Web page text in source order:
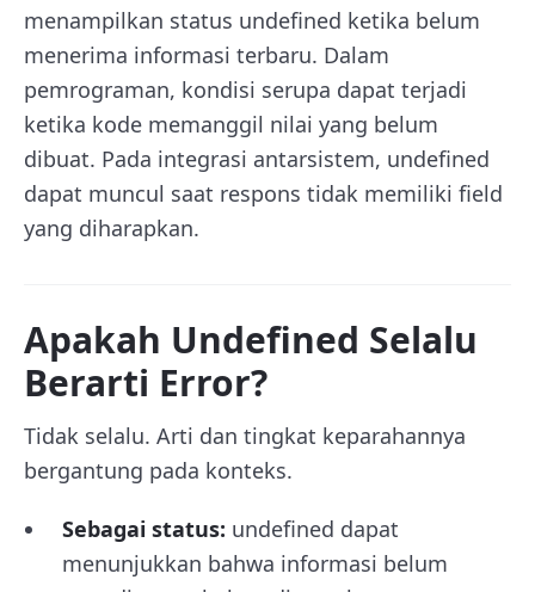
menampilkan status undefined ketika belum
menerima informasi terbaru. Dalam
pemrograman, kondisi serupa dapat terjadi
ketika kode memanggil nilai yang belum
dibuat. Pada integrasi antarsistem, undefined
dapat muncul saat respons tidak memiliki field
yang diharapkan.
Apakah Undefined Selalu
Berarti Error?
Tidak selalu. Arti dan tingkat keparahannya
bergantung pada konteks.
Sebagai status: undefined dapat
menunjukkan bahwa informasi belum